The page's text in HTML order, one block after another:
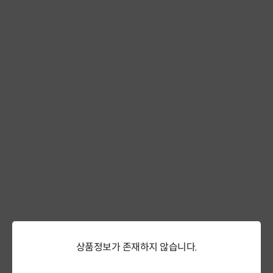
상품정보가 존재하지 않습니다.